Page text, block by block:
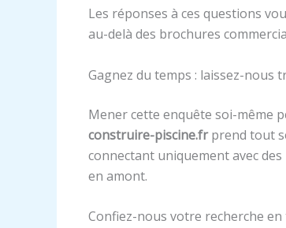
Les réponses à ces questions
au-delà des brochures
Gagnez du temps : laissez-nous
Mener cette enquête soi-même
construire-piscine.frprend tout
connectant uniquement avec
en amont.
Confiez-nous votre recherche